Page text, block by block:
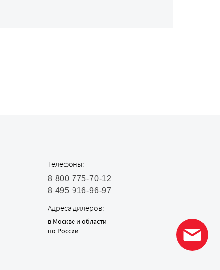
Телефоны:
8 800 775-70-12
8 495 916-96-97
Адреса дилеров:
в Москве и области
по России